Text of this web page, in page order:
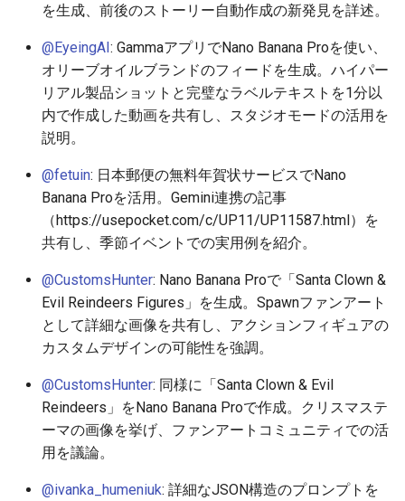
2026-05-17
2026-05-16
2026-05-15
2026-05-13
2026-05-12
2026-05-11
2026-05-10
2026-05-08
2025-11-01
2025-10-31
2025-10-30
2025-10-28
2025-10-27
2025-10-26
2025-10-25
2025-10-23
2026-05-17
2026-05-16
2026-05-15
2026-05-13
2026-05-12
2026-05-11
2026-05-10
2026-05-08
2025-11-01
2025-10-31
2025-10-30
2025-10-28
2025-10-27
2025-10-26
2025-10-25
2025-10-23
2026-05-14
2026-05-13
2026-05-12
2026-05-10
2026-05-09
2026-05-08
2026-05-07
2026-05-05
2026-05-04
2026-05-13
2026-05-12
2026-05-11
2026-05-09
2026-05-08
2026-05-07
2026-05-06
2026-05-04
2025-11-01
2025-10-31
2025-10-30
2025-10-28
2025-10-27
2025-10-26
2025-10-25
2025-10-23
を生成、前後のストーリー自動作成の新発見を詳述。
@EyeingAI: GammaアプリでNano Banana Proを使い、
オリーブオイルブランドのフィードを生成。ハイパー
リアル製品ショットと完璧なラベルテキストを1分以
内で作成した動画を共有し、スタジオモードの活用を
説明。
@fetuin: 日本郵便の無料年賀状サービスでNano
Banana Proを活用。Gemini連携の記事
（https://usepocket.com/c/UP11/UP11587.html）を
共有し、季節イベントでの実用例を紹介。
@CustomsHunter: Nano Banana Proで「Santa Clown &
Evil Reindeers Figures」を生成。Spawnファンアート
として詳細な画像を共有し、アクションフィギュアの
カスタムデザインの可能性を強調。
@CustomsHunter: 同様に「Santa Clown & Evil
Reindeers」をNano Banana Proで作成。クリスマステ
ーマの画像を挙げ、ファンアートコミュニティでの活
用を議論。
@ivanka_humeniuk: 詳細なJSON構造のプロンプトを